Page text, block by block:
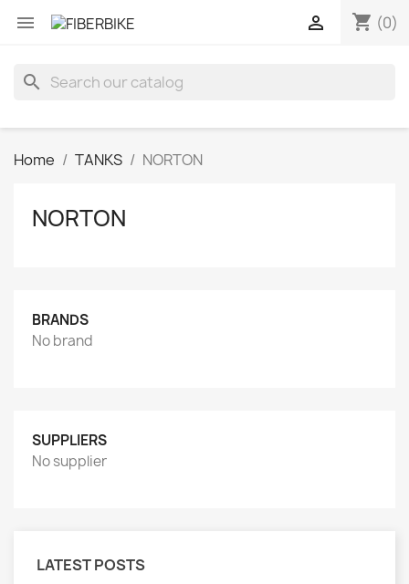
 shopping_cart (0)

search
Home TANKS NORTON
NORTON
BRANDS
No brand
SUPPLIERS
No supplier
LATEST POSTS